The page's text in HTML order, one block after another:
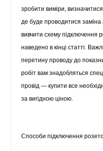
зробити виміри,
де буде проводитися заміна
вивчити схему підключення
наведено в кінці статті.
перетину проводу до
робіт вам знадобляться
провід — купити все
за вигідною ціною.
Способи підключення